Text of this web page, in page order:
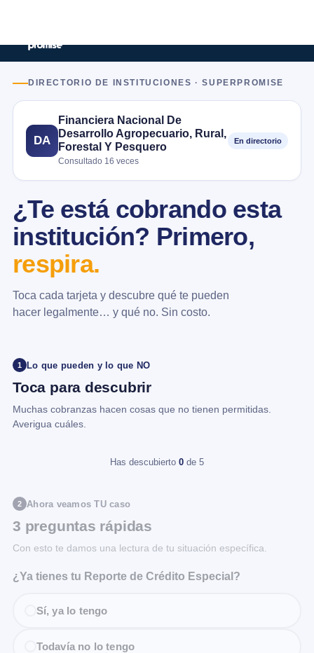
DIRECTORIO DE INSTITUCIONES · SUPERPROMISE
DA
Financiera Nacional De
Desarrollo Agropecuario, Rural,
Forestal Y Pesquero
Consultado 16 veces
En directorio
¿Te está cobrando esta
institución? Primero,
respira.
Toca cada tarjeta y descubre qué te pueden
hacer legalmente… y qué no. Sin costo.
1 Lo que pueden y lo que NO
Toca para descubrir
Muchas cobranzas hacen cosas que no tienen permitidas.
Averigua cuáles.
Has descubierto 0 de 5
2 Ahora veamos TU caso
3 preguntas rápidas
Con esto te damos una lectura de tu situación específica.
¿Ya tienes tu Reporte de Crédito Especial?
Sí, ya lo tengo
Todavía no lo tengo